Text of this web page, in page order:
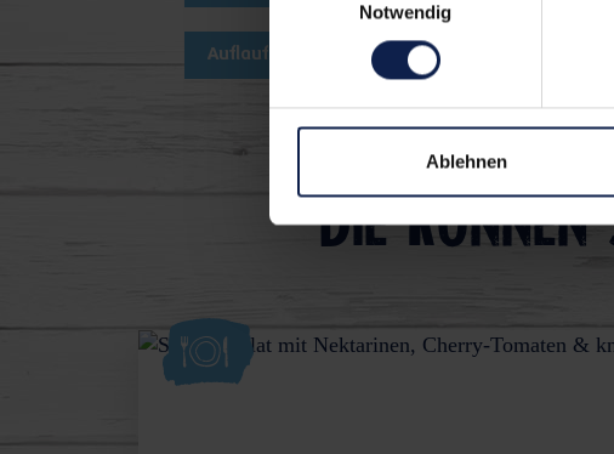
Notwendig
Ablehnen
Auflauf Kartoffeln
Die können